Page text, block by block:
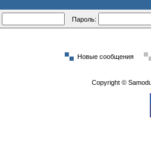
Пароль:
Новые сообщения
Copyright ©